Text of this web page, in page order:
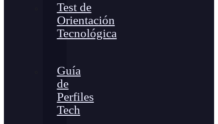
Test de
Orientación
Tecnológica
Guía
de
Perfiles
Tech